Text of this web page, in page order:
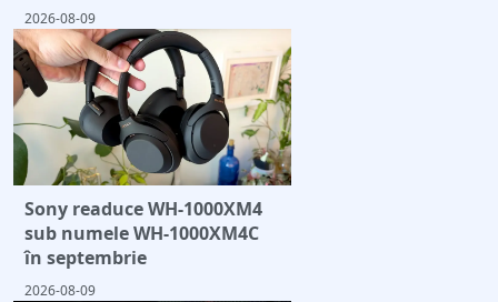
2026-08-09
Sony readuce WH-1000XM4
sub numele WH-1000XM4C
în septembrie
2026-08-09